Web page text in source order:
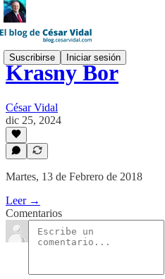
Suscribirse Iniciar sesión
Krasny Bor
César Vidal
dic 25, 2024
Martes, 13 de Febrero de 2018
Leer →
Comentarios